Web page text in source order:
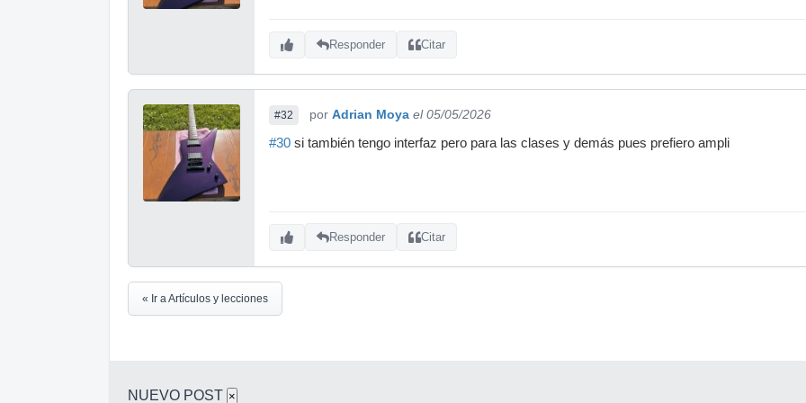
Responder Citar
#32 por Adrian Moya el 05/05/2026
#30 si también tengo interfaz pero para las clases y demás pues prefiero ampli
Responder Citar
« Ir a Artículos y lecciones
NUEVO POST ×